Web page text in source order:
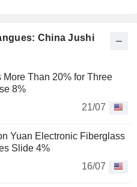
China Jushi
Than 20% for Three
8%
21/07
Yuan Electronic Fiberglass
Slide 4%
16/07